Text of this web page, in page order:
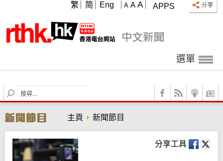
APPS
A A A
繁 简 Eng
選單
S
e
r
c
h
主頁 新聞節目
分享工具